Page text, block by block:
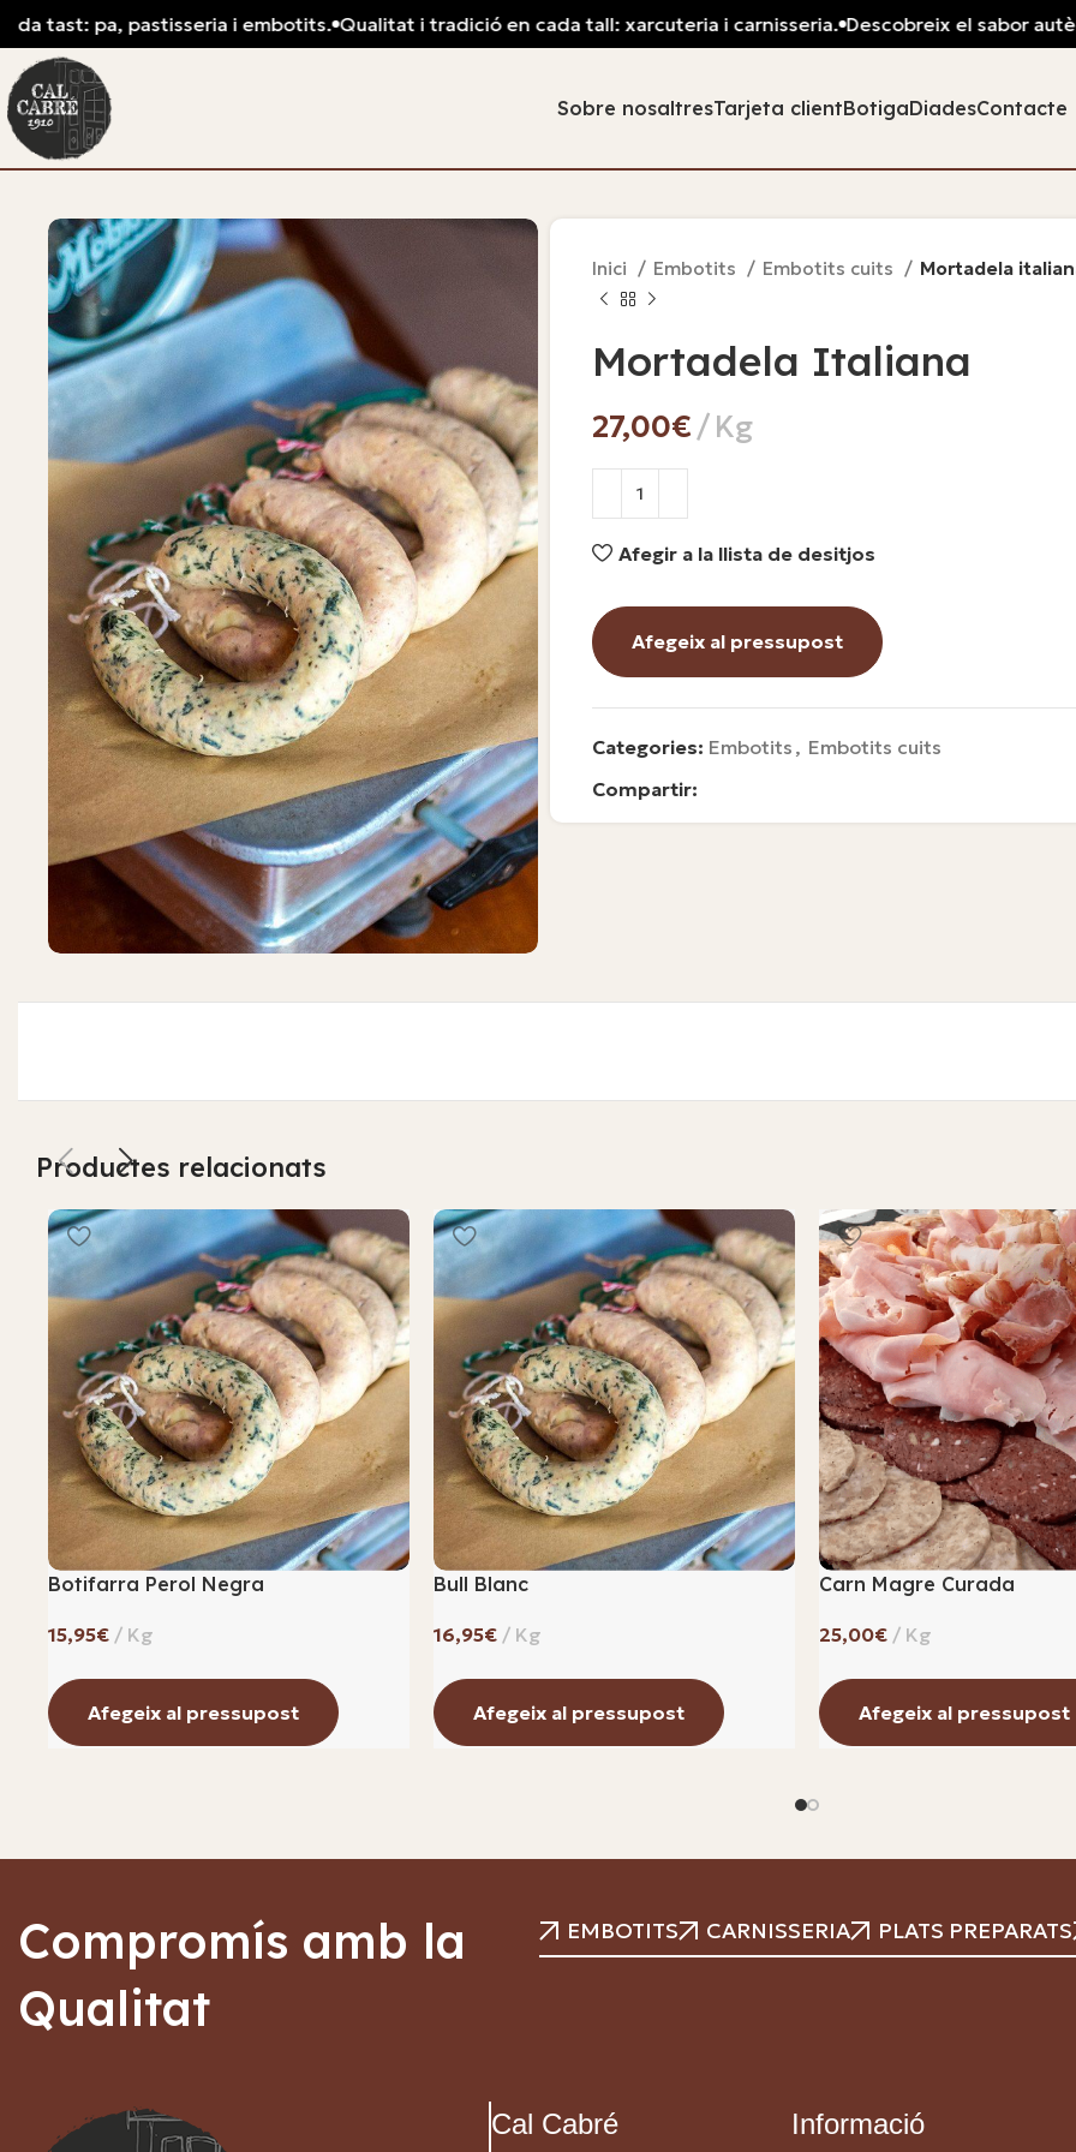
Sobre nosaltresTarjeta clientBotigaDiadesContacte
Inici Embotits Embotits cuits Mortadela
Mortadela Italiana
€
Afegir a la llista de desitjos
Afegeix al pressupost
Categories: Embotits , Embotits cuits
Compartir:
Productes relacionats
Botifarra Perol Negra
€
Afegeix al pressupost
Bull Blanc
€
Afegeix al pressupost
Carn Magre Curada
€
Afegeix al pressupost
Compromís amb la
Qualitat
EMBOTITS CARNISSERIA PLATS PREPARATS
Cal Cabré Informació
pa, pastisseria i embotits. Qualitat i tradició en cada tall: xarcuteria i carnisseria. Descobreix el sabor autèntic: